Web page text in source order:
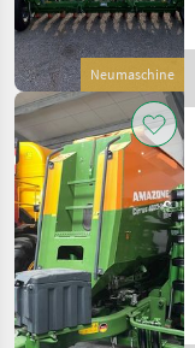
Neumaschine